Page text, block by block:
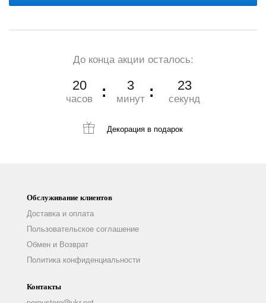
До конца акции осталось:
20
часов
3
минут
22
секунд
Декорация в подарок
Обслуживание клиентов
Доставка и оплата
Пользовательское соглашение
Обмен и Возврат
Политика конфиденциальности
Контакты